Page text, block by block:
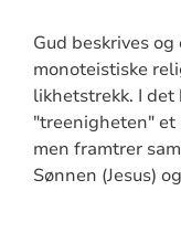
Gud beskrives
monoteistiske
likhetstrekk. I det
"treenigheten" et
men framtrer
Sønnen (Jesus)